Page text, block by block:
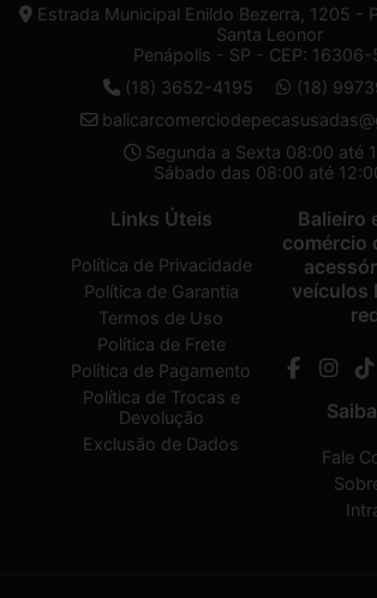
Estrada Municipal Enildo Bezerra, 1205 -
Santa Leonor
Penápolis - SP - CEP: 16306-
(18) 3652-4195
(18)
Segunda a Sexta 08:00 até
Sábado das 08:00 até
Links Úteis
Política de Privacidade
Política de Garantia
Termos de Uso
Política de Frete
Política de Pagamento
Política de Trocas e
Devolução
Exclusão de Dados
Balieiro
comércio
veículos
Fale